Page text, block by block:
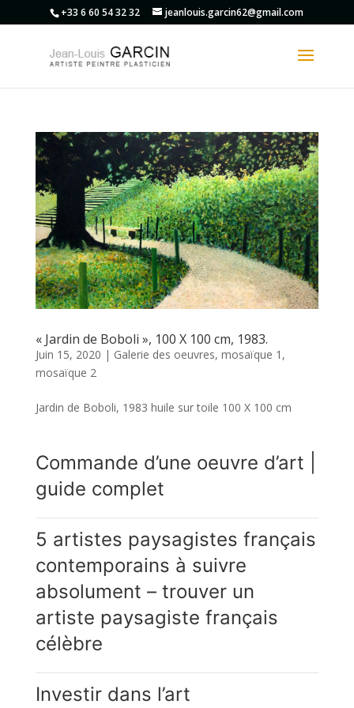
+33 6 60 54 32 32 jeanlouis.garcin62@gmail.com
« Jardin de Boboli », 100 X 100 cm, 1983.
Juin 15, 2020 | Galerie des oeuvres, mosaïque 1 ,
mosaïque 2
Jardin de Boboli, 1983 huile sur toile 100 X 100 cm
Commande d’une oeuvre d’art |
guide complet
5 artistes paysagistes français
contemporains à suivre
absolument – trouver un
artiste paysagiste français
célèbre
Investir dans l’art